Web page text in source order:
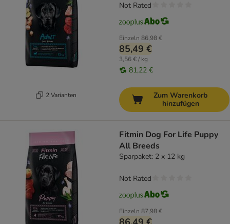
2 Varianten
Einzeln 86,98 €
85,49 €
3,56 € / kg
81,22 €
Not Rated
Zum Warenkorb
hinzufügen
Fitmin Dog For Life Puppy
All Breeds
Sparpaket: 2 x 12 kg
Einzeln 87,98 €
Not Rated